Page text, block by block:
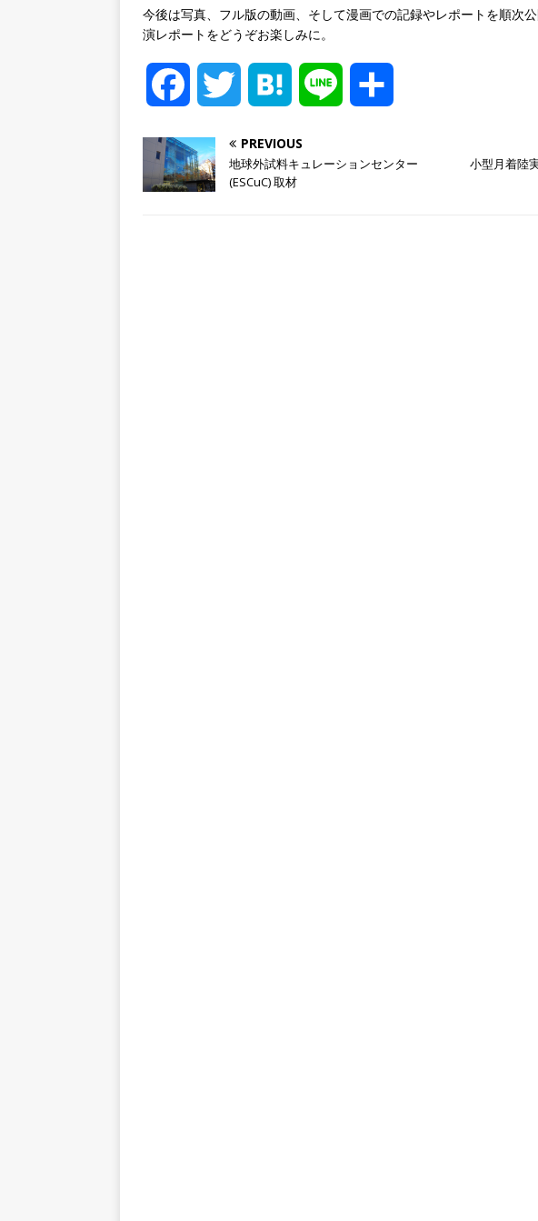
今後は写真、フル版の動画、そして漫画での記録やレポートを順次
演レポートをどうぞお楽しみに。
c i t n
PREVIOUS
地球外試料キュレーションセンター
(ESCuC) 取材
小型月着陸